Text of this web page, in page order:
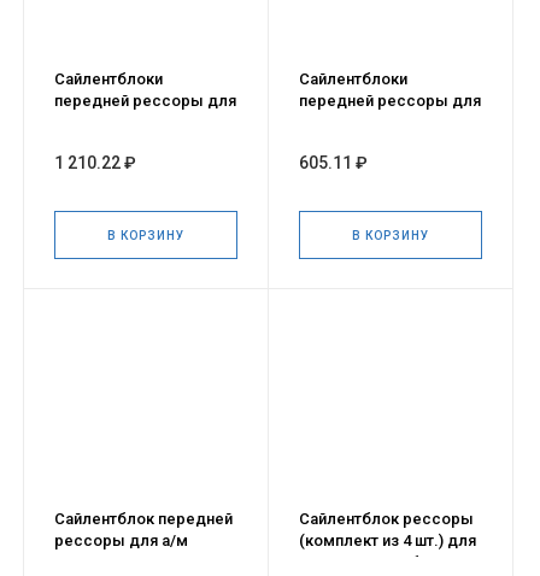
Сайлентблоки
передней рессоры для
1 210.22 ₽
В КОРЗИНУ
Сайлентблоки
передней рессоры для
605.11 ₽
В КОРЗИНУ
Сайлентблок передней
рессоры для а/м
Сайлентблок рессоры
(комплект из 4 шт.) для
а/м Газель, Соболь,